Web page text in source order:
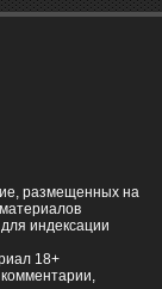
размещенных на
индексации
18+